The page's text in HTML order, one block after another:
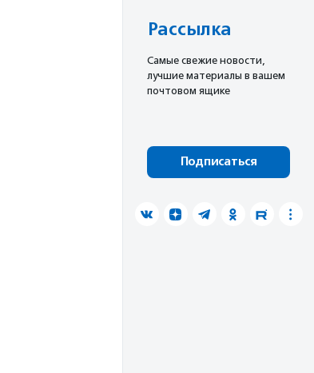
Рассылка
Cамые свежие новости,
лучшие материалы в вашем
почтовом ящике
Подписаться